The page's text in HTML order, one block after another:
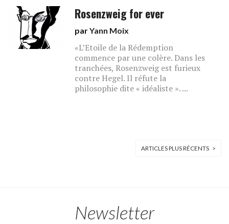
Rosenzweig for ever
parYann Moix
«L’Etoile de la Rédemption
commence par une colère. Dans les
tranchées, Rosenzweig est furieux
contre Hegel. Il réfute la
philosophie dite « idéaliste ». ...
ARTICLES PLUS RÉCENTS >
Newsletter